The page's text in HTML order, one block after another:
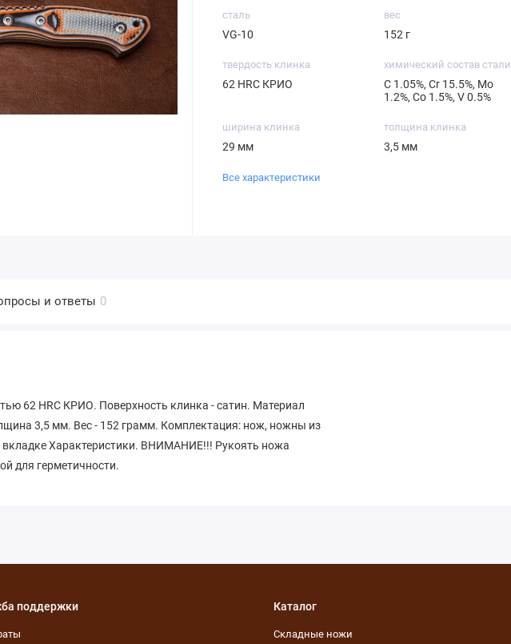
сталь
VG-10
вес
152 г
твердость клинка
62 HRC КРИО
химический состав стали
С 1.05%, Cr 15.5%, Mo
1.2%, Со 1.5%, V 0.5%
ширина клинка
29 мм
толщина клинка
3,5 мм
Все характеристики
и ответы 0
62 HRC КРИО. Поверхность клинка - сатин. Материал
3,5 мм. Вес - 152 грамм. Комплектация: нож, ножны из
Характеристики. ВНИМАНИЕ!!! Рукоять ножа
для герметичности.
поддержки Каталог
Складные ножи